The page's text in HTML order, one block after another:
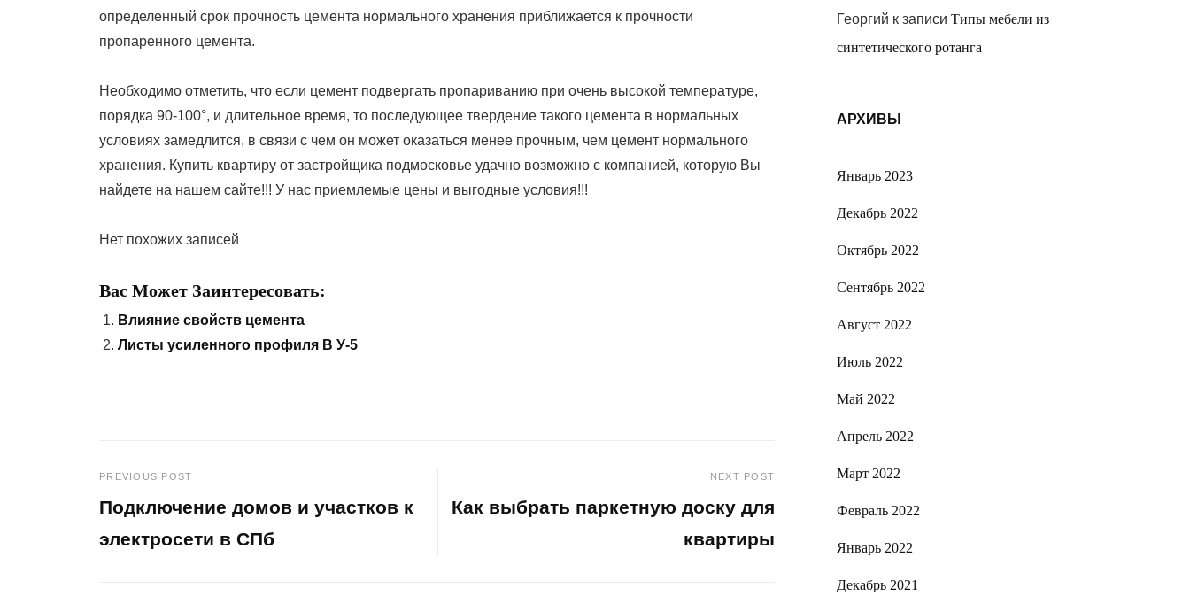
определенный срок прочность цемента нормального хранения приближается к прочности
пропаренного цемента.
Необходимо отметить, что если цемент подвергать пропариванию при очень высокой температуре,
порядка 90-100°, и длительное время, то последующее твердение такого цемента в нормальных
условиях замедлится, в связи с чем он может оказаться менее прочным, чем цемент нормального
хранения. Купить квартиру от застройщика подмосковье удачно возможно с компанией, которую Вы
найдете на нашем сайте!!! У нас приемлемые цены и выгодные условия!!!
Нет похожих записей
Вас Может Заинтересовать:
Влияние свойств цемента
Листы усиленного профиля В У-5
Навигация
по
PREVIOUS POST
Подключение домов и участков к
электросети в СПб
NEXT POST
Как выбрать паркетную доску для
квартиры
Георгий к записи Типы мебели из
синтетического ротанга
АРХИВЫ
Январь 2023
Декабрь 2022
Октябрь 2022
Сентябрь 2022
Август 2022
Июль 2022
Май 2022
Апрель 2022
Март 2022
Февраль 2022
Январь 2022
Декабрь 2021